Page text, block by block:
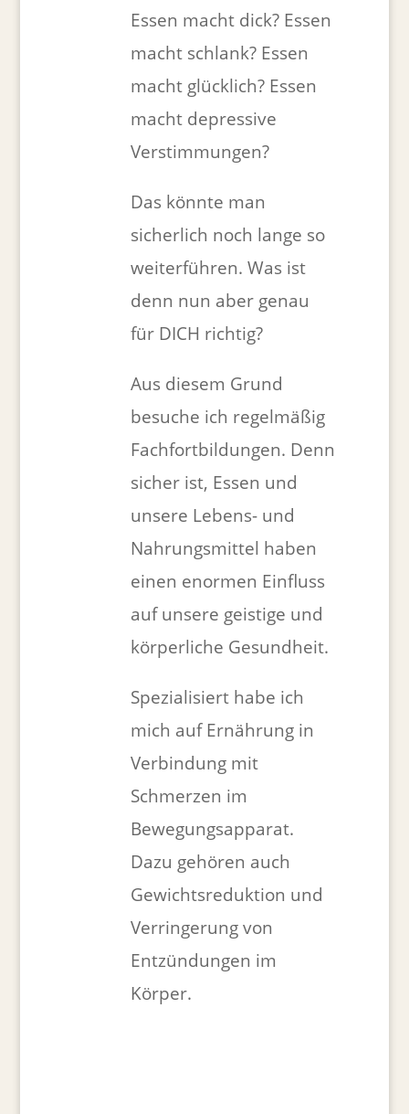
Essen macht dick? Essen
macht schlank? Essen
macht glücklich? Essen
macht depressive
Verstimmungen?
Das könnte man
sicherlich noch lange so
weiterführen. Was ist
denn nun aber genau
für DICH richtig?
Aus diesem Grund
besuche ich regelmäßig
Fachfortbildungen. Denn
sicher ist, Essen und
unsere Lebens- und
Nahrungsmittel haben
einen enormen Einfluss
auf unsere geistige und
körperliche Gesundheit.
Spezialisiert habe ich
mich auf Ernährung in
Verbindung mit
Schmerzen im
Bewegungsapparat.
Dazu gehören auch
Gewichtsreduktion und
Verringerung von
Entzündungen im
Körper.